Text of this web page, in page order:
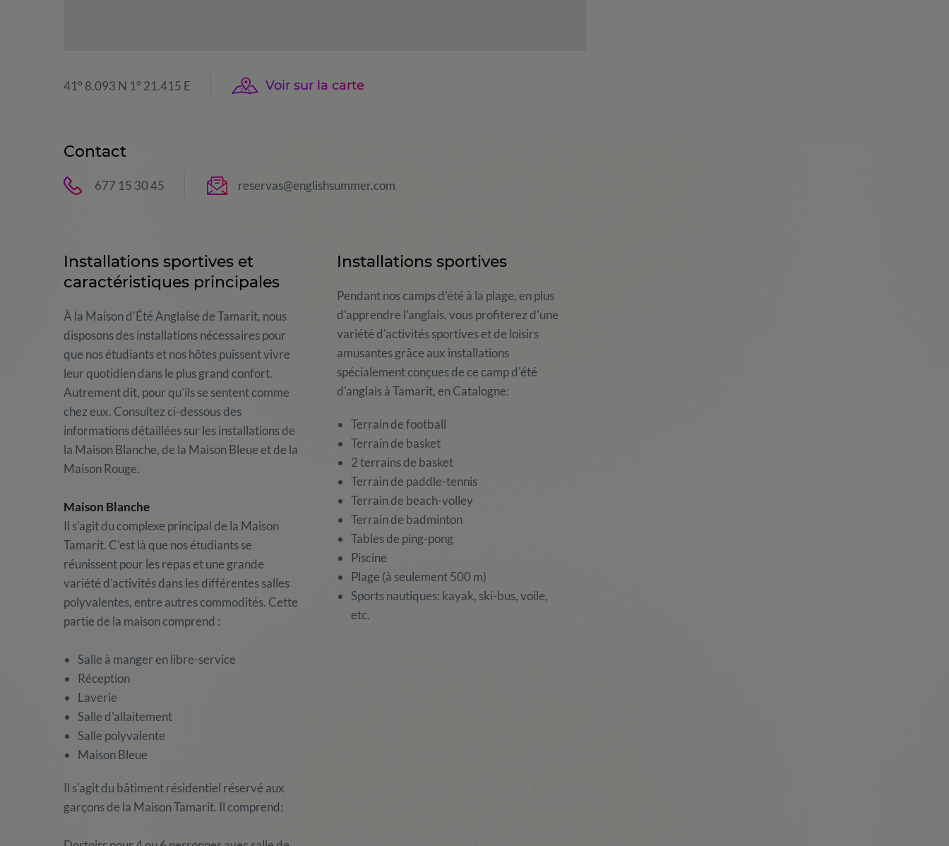
41° 8.093 N 1° 21.415 E Voir sur la carte
Contact
677 15 30 45 reservas@englishsummer.com
Installations sportives et
caractéristiques principales
À la Maison d'Été Anglaise de Tamarit, nous
disposons des installations nécessaires pour
que nos étudiants et nos hôtes puissent vivre
leur quotidien dans le plus grand confort.
Autrement dit, pour qu'ils se sentent comme
chez eux. Consultez ci-dessous des
informations détaillées sur les installations de
la Maison Blanche, de la Maison Bleue et de la
Maison Rouge.
Maison Blanche
Il s'agit du complexe principal de la Maison
Tamarit. C'est là que nos étudiants se
réunissent pour les repas et une grande
variété d'activités dans les différentes salles
polyvalentes, entre autres commodités. Cette
partie de la maison comprend :
Salle à manger en libre-service
Réception
Laverie
Salle d'allaitement
Salle polyvalente
Maison Bleue
Il s'agit du bâtiment résidentiel réservé aux
garçons de la Maison Tamarit. Il comprend:
Installations sportives
Pendant nos camps d'été à la plage, en plus
d'apprendre l'anglais, vous profiterez d'une
variété d'activités sportives et de loisirs
amusantes grâce aux installations
spécialement conçues de ce camp d'été
d'anglais à Tamarit, en Catalogne:
Terrain de football
Terrain de basket
2 terrains de basket
Terrain de paddle-tennis
Terrain de beach-volley
Terrain de badminton
Tables de ping-pong
Piscine
Plage (à seulement 500 m)
Sports nautiques: kayak, ski-bus, voile,
etc.